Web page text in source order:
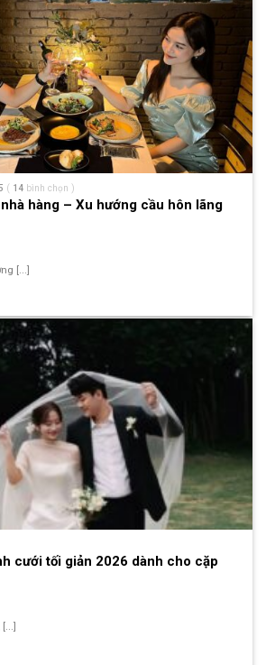
( 14 bình chọn )
hàng – Xu hướng cầu hôn lãng
[...]
cưới tối giản 2026 dành cho cặp